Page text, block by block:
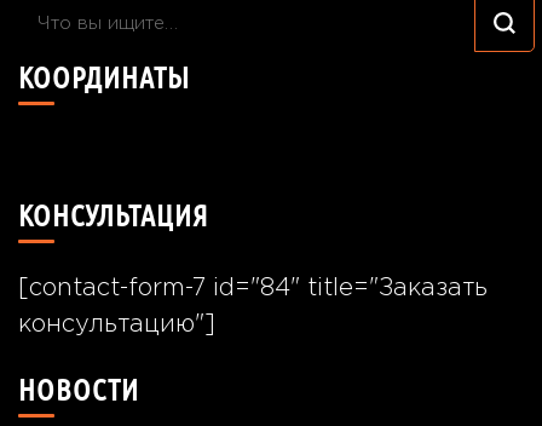
Ищите
то?
КООРДИНАТЫ
КОНСУЛЬТАЦИЯ
[contact-form-7 id="84" title="Заказать
консультацию"]
НОВОСТИ